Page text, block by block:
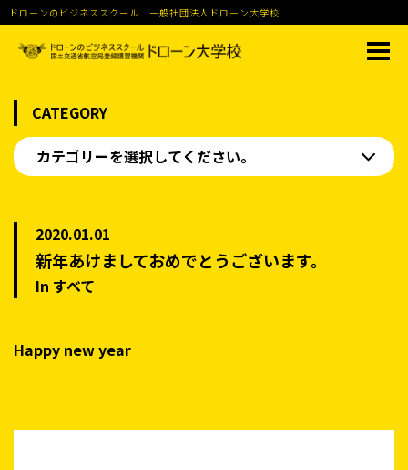
ドローンのビジネススクール 一般社団法人ドローン大学校
CATEGORY
カテゴリーを選択してください。
2020.01.01
新年あけましておめでとうございます。
In すべて
Happy new year